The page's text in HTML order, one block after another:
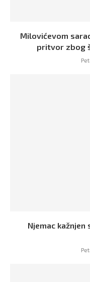
Milovićevom
pritvor zbog
Njemac kažnjen